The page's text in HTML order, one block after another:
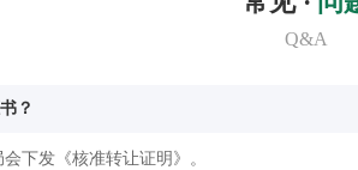
Q&A
？
下发《核准转让证明》。